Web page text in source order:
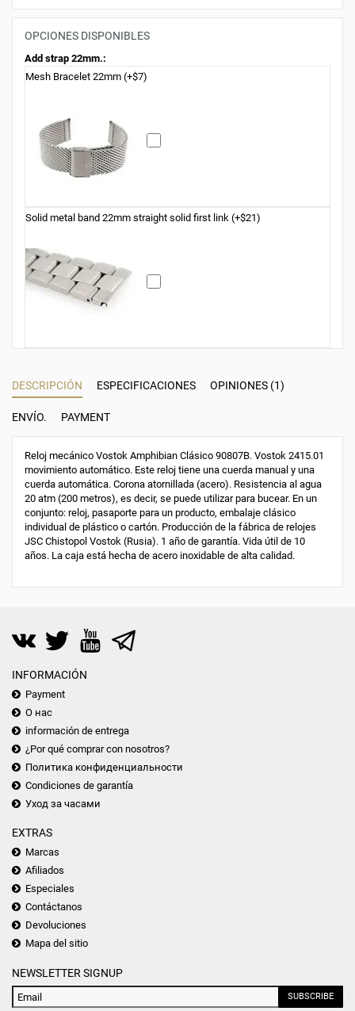
OPCIONES DISPONIBLES
Add strap 22mm.:
Mesh Bracelet 22mm (+$7)
Solid metal band 22mm straight solid first link (+$21)
DESCRIPCIÓN ESPECIFICACIONES OPINIONES (1)
ENVÍO. PAYMENT
Reloj mecánico Vostok Amphibian Clásico 90807B. Vostok 2415.01
movimiento automático. Este reloj tiene una cuerda manual y una
cuerda automática. Corona atornillada (acero). Resistencia al agua
20 atm (200 metros), es decir, se puede utilizar para bucear. En un
conjunto: reloj, pasaporte para un producto, embalaje clásico
individual de plástico o cartón. Producción de la fábrica de relojes
JSC Chistopol Vostok (Rusia). 1 año de garantía. Vida útil de 10
años. La caja está hecha de acero inoxidable de alta calidad.
INFORMACIÓN
Payment
О нас
información de entrega
¿Por qué comprar con nosotros?
Политика конфиденциальности
Condiciones de garantía
Уход за часами
EXTRAS
Marcas
Afiliados
Especiales
Contáctanos
Devoluciones
Mapa del sitio
NEWSLETTER SIGNUP
SUBSCRIBE